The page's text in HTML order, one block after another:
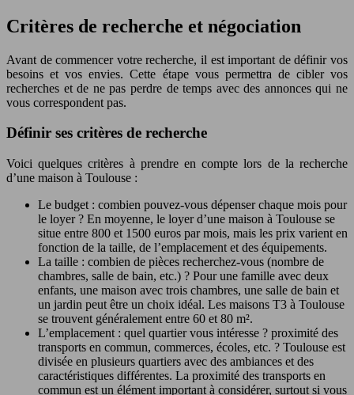
Critères de recherche et négociation
Avant de commencer votre recherche, il est important de définir vos
besoins et vos envies. Cette étape vous permettra de cibler vos
recherches et de ne pas perdre de temps avec des annonces qui ne
vous correspondent pas.
Définir ses critères de recherche
Voici quelques critères à prendre en compte lors de la recherche
d’une maison à Toulouse :
Le budget : combien pouvez-vous dépenser chaque mois pour
le loyer ? En moyenne, le loyer d’une maison à Toulouse se
situe entre 800 et 1500 euros par mois, mais les prix varient en
fonction de la taille, de l’emplacement et des équipements.
La taille : combien de pièces recherchez-vous (nombre de
chambres, salle de bain, etc.) ? Pour une famille avec deux
enfants, une maison avec trois chambres, une salle de bain et
un jardin peut être un choix idéal. Les maisons T3 à Toulouse
se trouvent généralement entre 60 et 80 m².
L’emplacement : quel quartier vous intéresse ? proximité des
transports en commun, commerces, écoles, etc. ? Toulouse est
divisée en plusieurs quartiers avec des ambiances et des
caractéristiques différentes. La proximité des transports en
commun est un élément important à considérer, surtout si vous